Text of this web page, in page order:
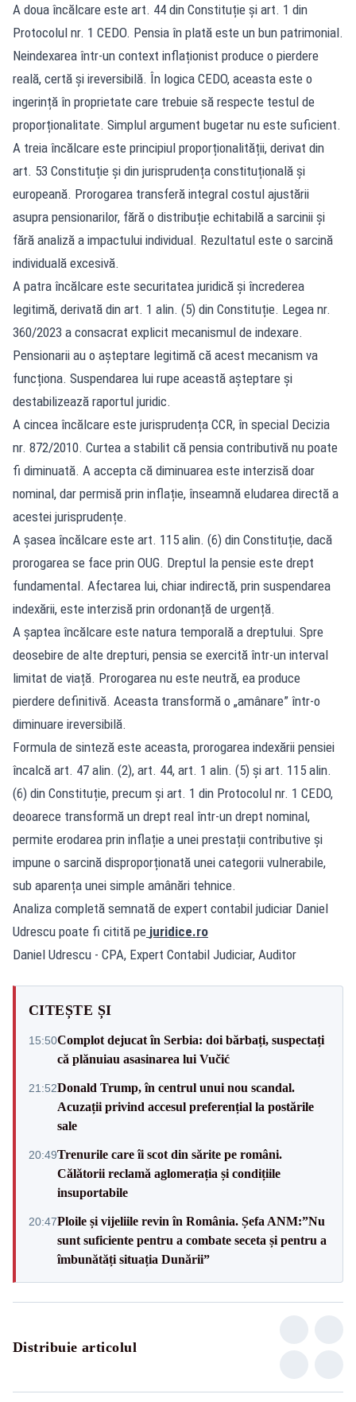
A doua încălcare este art. 44 din Constituție și art. 1 din
Protocolul nr. 1 CEDO. Pensia în plată este un bun patrimonial.
Neindexarea într-un context inflaționist produce o pierdere
reală, certă și ireversibilă. În logica CEDO, aceasta este o
ingerință în proprietate care trebuie să respecte testul de
proporționalitate. Simplul argument bugetar nu este suficient.
A treia încălcare este principiul proporționalității, derivat din
art. 53 Constituție și din jurisprudența constituțională și
europeană. Prorogarea transferă integral costul ajustării
asupra pensionarilor, fără o distribuție echitabilă a sarcinii și
fără analiză a impactului individual. Rezultatul este o sarcină
individuală excesivă.
A patra încălcare este securitatea juridică și încrederea
legitimă, derivată din art. 1 alin. (5) din Constituție. Legea nr.
360/2023 a consacrat explicit mecanismul de indexare.
Pensionarii au o așteptare legitimă că acest mecanism va
funcționa. Suspendarea lui rupe această așteptare și
destabilizează raportul juridic.
A cincea încălcare este jurisprudența CCR, în special Decizia
nr. 872/2010. Curtea a stabilit că pensia contributivă nu poate
fi diminuată. A accepta că diminuarea este interzisă doar
nominal, dar permisă prin inflație, înseamnă eludarea directă a
acestei jurisprudențe.
A șasea încălcare este art. 115 alin. (6) din Constituție, dacă
prorogarea se face prin OUG. Dreptul la pensie este drept
fundamental. Afectarea lui, chiar indirectă, prin suspendarea
indexării, este interzisă prin ordonanță de urgență.
A șaptea încălcare este natura temporală a dreptului. Spre
deosebire de alte drepturi, pensia se exercită într-un interval
limitat de viață. Prorogarea nu este neutră, ea produce
pierdere definitivă. Aceasta transformă o „amânare” într-o
diminuare ireversibilă.
Formula de sinteză este aceasta, prorogarea indexării pensiei
încalcă art. 47 alin. (2), art. 44, art. 1 alin. (5) și art. 115 alin.
(6) din Constituție, precum și art. 1 din Protocolul nr. 1 CEDO,
deoarece transformă un drept real într-un drept nominal,
permite erodarea prin inflație a unei prestații contributive și
impune o sarcină disproporționată unei categorii vulnerabile,
sub aparența unei simple amânări tehnice.
Analiza completă semnată de expert contabil judiciar Daniel
Udrescu poate fi citită pe juridice.ro
Daniel Udrescu - CPA, Expert Contabil Judiciar, Auditor
CITEȘTE ȘI
15:50Complot dejucat în Serbia: doi bărbați, suspectați
că plănuiau asasinarea lui Vučić
21:52Donald Trump, în centrul unui nou scandal.
Acuzații privind accesul preferențial la postările
sale
20:49Trenurile care îi scot din sărite pe români.
Călătorii reclamă aglomerația și condițiile
insuportabile
20:47Ploile și vijeliile revin în România. Șefa ANM:”Nu
sunt suficiente pentru a combate seceta și pentru a
îmbunătăți situația Dunării”
Distribuie articolul